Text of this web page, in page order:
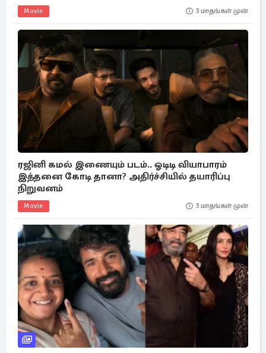
Movie 3 மாதங்கள் முன்
ரஜினி கமல் இணையும் படம்.. ஓடிடி வியாபாரம்
இத்தனை கோடி தானா? அதிர்ச்சியில் தயாரிப்பு
நிறுவனம்
Movie 3 மாதங்கள் முன்